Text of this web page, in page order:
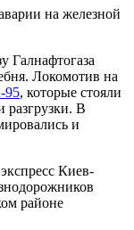
на железной
Галнафтогаза
Локомотив на
95, которые стояли
разгрузки. В
и
Киев-
районе